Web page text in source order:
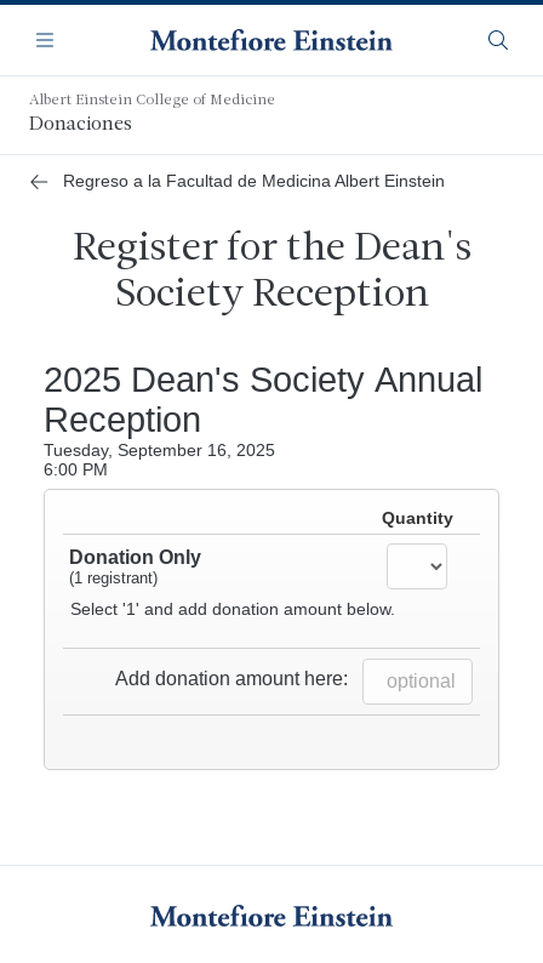
contenido
principal
Navegación
Menú
Albert Einstein College of Medicine
Donaciones
Regreso a la Facultad de Medicina Albert Einstein
Register for the Dean's
Society Reception
2025 Dean's Society Annual
Reception
Tuesday, September 16, 2025
6:00 PM
Quantity
Donation Only
(1 registrant)
Select '1' and add donation amount below.
Add donation amount here: